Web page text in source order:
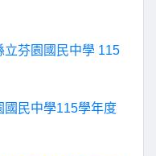
立芬園國民中學 115
國民中學115學年度